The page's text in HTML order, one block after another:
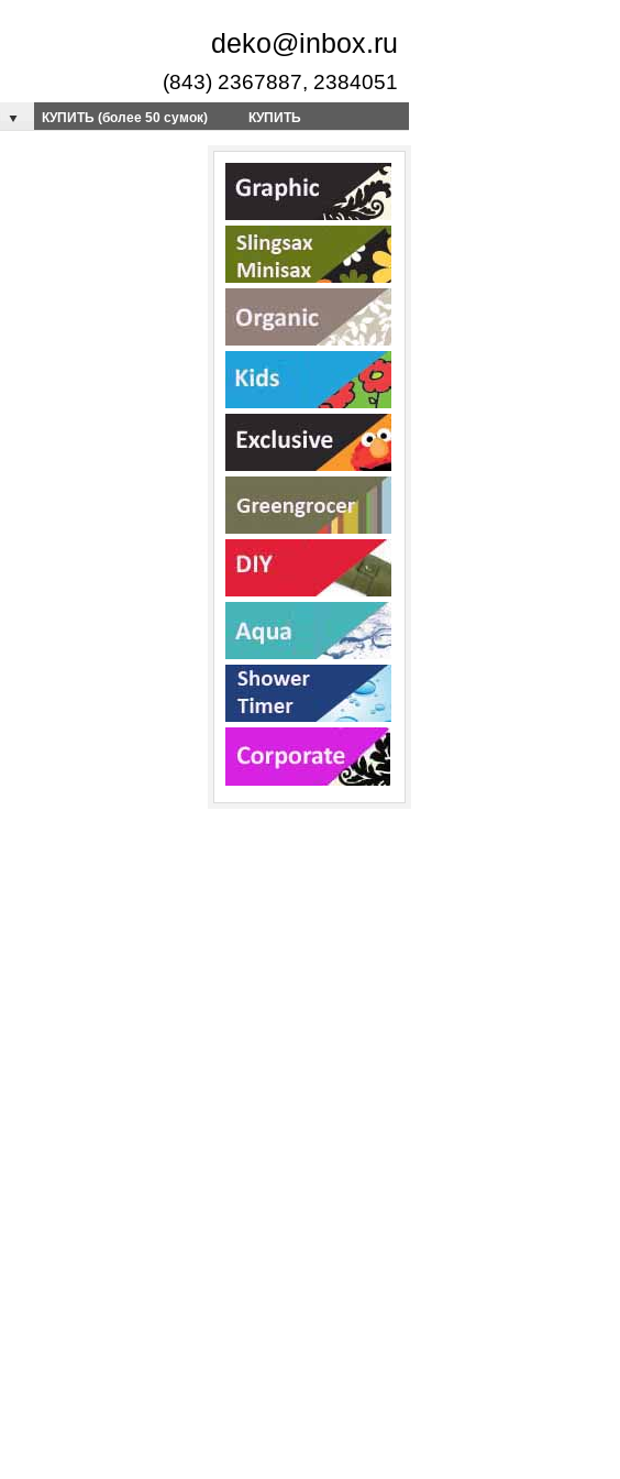
deko@inbox.ru
(843) 2367887, 2384051
КУПИТЬ (более 50 сумок) КУПИТЬ